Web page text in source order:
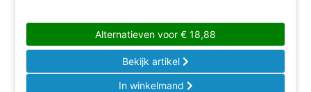
Alternatieven voor € 18,88
Bekijk artikel
In winkelmand